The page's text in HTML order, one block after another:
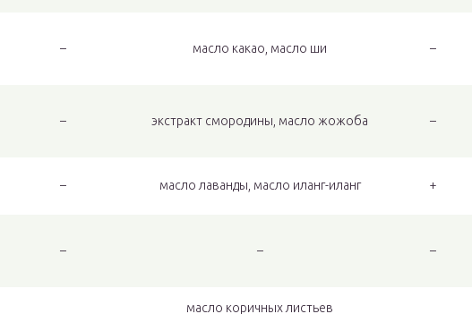
– масло какао, масло ши –
– экстракт смородины, масло жожоба –
– масло лаванды, масло иланг-иланг +
– – –
масло коричных листьев